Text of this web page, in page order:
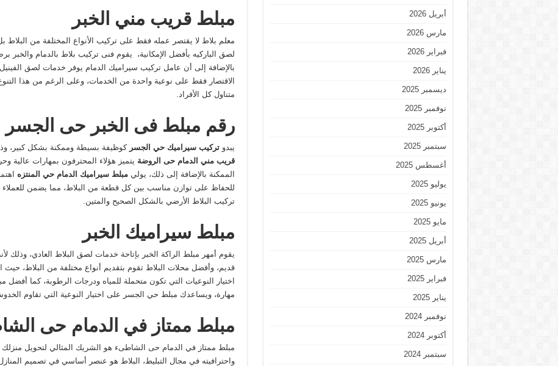
مبلط قريب مني الخبر
معلم بلاط لا يقتصر عمله فقط على تركيب الأنواع المختلفة من
لصق الباركيه بأفضل الإمكانية، يقوم فنى تركيب بلاط بالدمام والخبر
بالإضافة إلى أن عامل تركيب سيراميك الدمام يوفر خدمات لصق
الاقتصار فقط على نوعية واحدة من الخدمات، وعلى الرغم من هذا
متناول كل الأفراد.
رقم مبلط فى الخبر حى الجسر
يبدوتركيب سيراميك حي الجسر كوظيفة بسيطة وممكنة بشكل
قريب مني الدمام حى الروضة يتميز هؤلاء المحترفون بمهارات عالية
الممكنة بالإضافة إلى ذلك، يوليمبلط سيراميك الدمام حي المنتزه
للحفاظ على توازن مناسب بين كل قطعة من البلاط، مما يضمن
تركيب البلاط الأرضي بالشكل الصحيح والمتين.
مبلط سيراميك الخبر
يقوم أمهر مبلط الراكة الخبر بإتاحة خدمات لصق البلاط العادي، وذلك
قديم، وأفضل محلات البلاط تقوم بتقديم أنواع مختلفة من البلاط، حيث
اختيار النوعيات التي تكون متحملة للمياه ودرجات الرطوبة، كما أفضل
مهارة، ويساعدك مبلط حي الجسر على اختيار النوعية التي تقاوم
مبلط ممتاز في الدمام حى
مبلط ممتاز في الدمام حى الشاطىء هو الشريك المثالي لتحويل
واحترافيته في مجال التبليط، البلاط هو عنصر أساسي في تصميم
أبريل 2026
مارس 2026
فبراير 2026
يناير 2026
ديسمبر 2025
نوفمبر 2025
أكتوبر 2025
سبتمبر 2025
أغسطس 2025
يوليو 2025
يونيو 2025
مايو 2025
أبريل 2025
مارس 2025
فبراير 2025
يناير 2025
نوفمبر 2024
أكتوبر 2024
سبتمبر 2024